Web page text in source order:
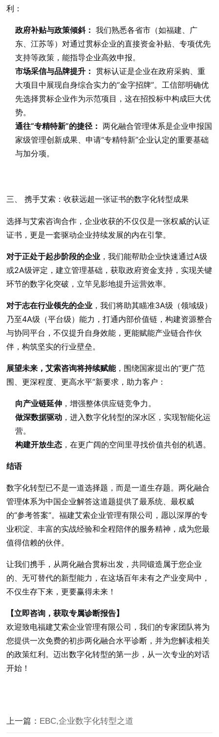
利：
政府补贴与政策倾斜： 我们熟悉各省市（如福建、广
东、江苏等）对通过贯标企业的直接资金补贴、专项优先
支持等政策，能指导企业高效申报。
市场采信与品牌提升： 贯标认证是企业在政府采购、重
大项目中展现自身综合实力的“金字招牌”。工信部明确优
先选择贯标企业作为示范项目，这在招投标中构成巨大优
势。
通往“专精特新”的捷径： 两化融合管理体系是企业申报国
家级管理创新成果、申请“专精特新”企业认定的重要基础
与加分项。
三、 携手艾索：收获远超一张证书的数字化转型成果
选择与艾索咨询合作，企业收获的不仅仅是一张权威的认证
证书，更是一套驱动企业持续发展的内在引擎。
对于正处于起步阶段的企业 ，我们能帮助企业快速通过A级
或2A级评定，建立管理基础，获取政府资金支持，实现关键
环节的数字化突破，立竿见影地提升运营效率。
对于志在行业领先的企业 ，我们将助其瞄准3A级（领域级）
乃至4A级（平台级）能力，打通内部价值链，构建资源整合
与协同平台，不仅提升自身效能，更能赋能产业链合作伙
伴，构筑坚实的行业壁垒。
展望未来，艾索咨询将持续赋能，围绕国家提出的“更广范
围、更深程度、更高水平”新要求，助力客户：
向产业链延伸 ，增强整体供应链竞争力。
做深数据驱动 ，进入数字化转型的深水区，实现智能化运
营。
构建开放生态 ，在更广阔的空间里寻找价值共创的机遇。
结语
数字化转型已不是一道选择题，而是一道生存题。两化融合
管理体系为中国企业解答这道题提供了最系统、最权威
的“参考答案”。福建艾索企业管理有限公司，愿以深厚的专
业积淀、丰富的实战经验和全程陪伴的服务精神，成为您最
值得信赖的伙伴。
让我们携手，从两化融合贯标出发，共同锻造属于您企业
的、无可替代的新型能力，在这场百年未有之产业变局中，
不仅生存下来，更要赢得未来！
【立即咨询，获取专属诊断报告】
欢迎致电福建艾索企业管理有限公司，我们的专家团队将为
您提供一次免费的初步两化融合水平诊断，并为您解读相关
的政策红利。迈出数字化转型的第一步，从一次专业的对话
开始！
上一篇： EBC,企业数字化转型之道